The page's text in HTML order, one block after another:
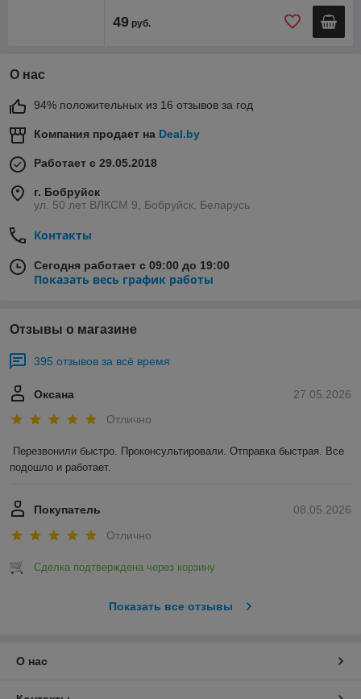
49 руб.
О нас
94% положительных из 16 отзывов за год
Компания продает на Deal.by
Работает с 29.05.2018
г. Бобруйск
ул. 50 лет ВЛКСМ 9, Бобруйск, Беларусь
Контакты
Сегодня работает с 09:00 до 19:00
Показать весь график работы
Отзывы о магазине
395 отзывов за всё время
27.05.2026
Оксана
Отлично
Перезвонили быстро. Проконсультировали. Отправка быстрая. Все
подошло и работает.
08.05.2026
Покупатель
Отлично
Сделка подтверждена через корзину
Показать все отзывы
О нас